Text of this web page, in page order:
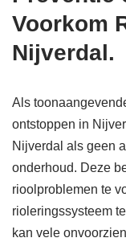
Voorkom
Nijverdal.
Als
ontstoppen in
Nijverdal als geen
onderhoud. Deze
rioolproblemen te
rioleringssysteem
kan vele